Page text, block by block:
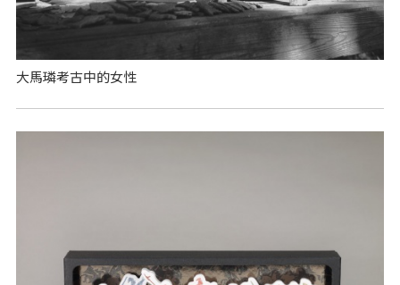
大馬璘考古中的女性